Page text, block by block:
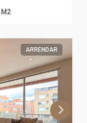
M2
ARRENDAR